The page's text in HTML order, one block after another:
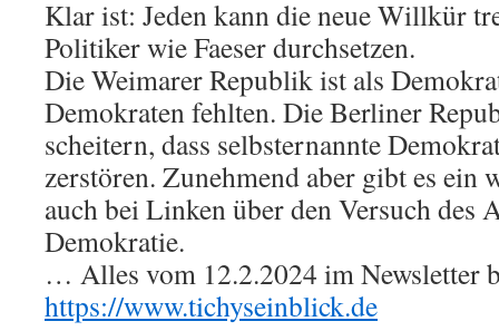
Klar ist: Jeden kann die neue Willkür
Politiker wie Faeser durchsetzen.
Die Weimarer Republik ist als
Demokraten fehlten. Die Berliner
scheitern, dass selbsternannte
zerstören. Zunehmend aber gibt es ein
auch bei Linken über den Versuch des
Demokratie.
… Alles vom 12.2.2024 im Newsletter
https://www.tichyseinblick.de